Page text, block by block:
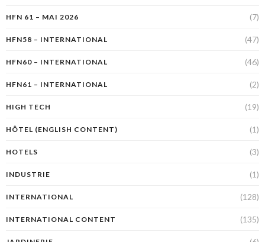
HFN 61 – MAI 2026 (7)
HFN58 – INTERNATIONAL (47)
HFN60 – INTERNATIONAL (46)
HFN61 – INTERNATIONAL (2)
HIGH TECH (19)
HÔTEL (ENGLISH CONTENT) (1)
HOTELS (3)
INDUSTRIE (1)
INTERNATIONAL (128)
INTERNATIONAL CONTENT (135)